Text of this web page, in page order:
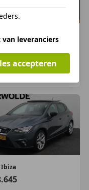
18B
km, 06/2022
NL
Ibiza
van leveranciers
accepteren